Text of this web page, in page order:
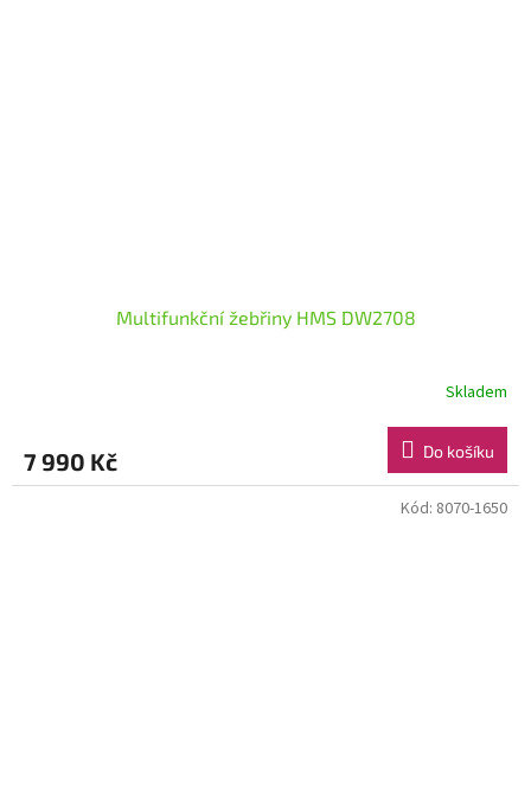
Multifunkční žebřiny HMS DW2708
Skladem
7 990 Kč Do košíku
Kód: 8070-1650